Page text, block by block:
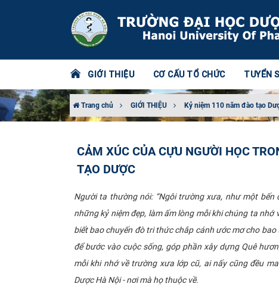
GIỚI THIỆU CƠ CẤU TỔ CHỨC TUYỂN
Trang chủ GIỚI THIỆU Kỷ niệm 110 năm đào tạo
CẢM XÚC CỦA CỰU NGƯỜI HỌC
TẠO DƯỢC
Người ta thường nói: “Ngôi trường xưa, như một
những kỷ niệm đẹp, làm ấm lòng mỗi khi chúng ta
biết bao chuyến đò tri thức chắp cánh ước mơ cho
để bước vào cuộc sống, góp phần xây dựng Quê
mỗi khi nhớ về trường xưa lớp cũ, ai nấy cũng đều
Dược Hà Nội - nơi mà họ thuộc về.